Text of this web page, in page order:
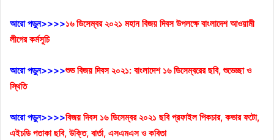
আরো পড়ুন>>>>১৬ ডিসেম্বর ২০২১ মহান বিজয় দিবস উপলক্ষে বাংলাদেশ আওয়ামী
লীগের কর্মসূচি
আরো পড়ুন>>>>শুভ বিজয় দিবস ২০২১: বাংলাদেশ ১৬ ডিসেম্বরের ছবি, শুভেচ্ছা ও
স্থিতি
আরো পড়ুন>>>>বিজয় দিবস ১৬ ডিসেম্বর ২০২১ ছবি প্রফাইল পিকচার, কভার ফটো,
এইচডি পতাকা ছবি, উক্তি, বার্তা, এসএমএস ও কবিতা